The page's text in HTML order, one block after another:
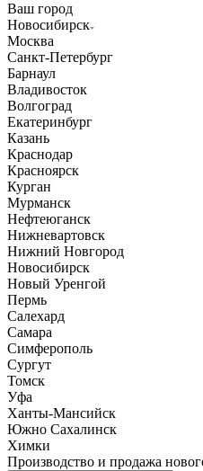
Ваш город
Новосибирск
Москва
Санкт-Петербург
Барнаул
Владивосток
Волгоград
Екатеринбург
Казань
Краснодар
Красноярск
Курган
Мурманск
Нефтеюганск
Нижневартовск
Нижний Новгород
Новосибирск
Новый Уренгой
Пермь
Салехард
Самара
Симферополь
Сургут
Томск
Уфа
Ханты-Мансийск
Южно Сахалинск
Химки
Производство и продажа